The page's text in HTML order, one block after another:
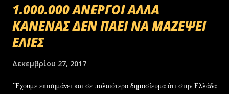
1.000.000 ΑΝΕΡΓΟΙ ΑΛΛΑ
ΚΑΝΕΝΑΣ ΔΕΝ ΠΑΕΙ ΝΑ ΜΑΖΕΨΕΙ
ΕΛΙΕΣ
Δεκεμβρίου 27, 2017
΄Έχουμε επισημάνει και σε παλαιότερο δημοσίευμα ότι στην Ελλάδα